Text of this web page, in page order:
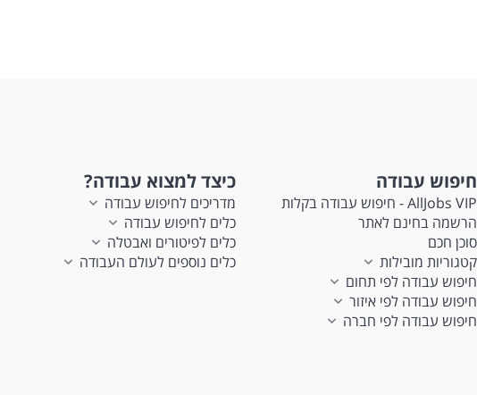
חיפוש עבודה
AllJobs VIP - חיפוש עבודה בקלות
הרשמה בחינם לאתר
סוכן חכם
קטגוריות מובילות
חיפוש עבודה לפי תחום
חיפוש עבודה לפי איזור
חיפוש עבודה לפי חברה
כיצד למצוא עבודה?
מדריכים לחיפוש עבודה
כלים לחיפוש עבודה
כלים לפיטורים ואבטלה
כלים נוספים לעולם העבודה